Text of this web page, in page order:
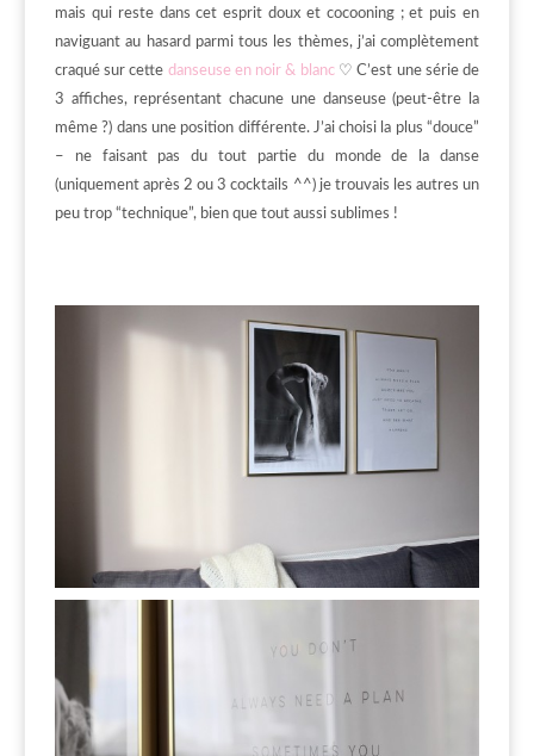
mais qui reste dans cet esprit doux et cocooning ; et puis en
naviguant au hasard parmi tous les thèmes, j’ai complètement
craqué sur cette danseuse en noir & blanc♡ C’est une série de
3 affiches, représentant chacune une danseuse (peut-être la
même ?) dans une position différente. J’ai choisi la plus “douce”
– ne faisant pas du tout partie du monde de la danse
(uniquement après 2 ou 3 cocktails ^^) je trouvais les autres un
peu trop “technique”, bien que tout aussi sublimes !